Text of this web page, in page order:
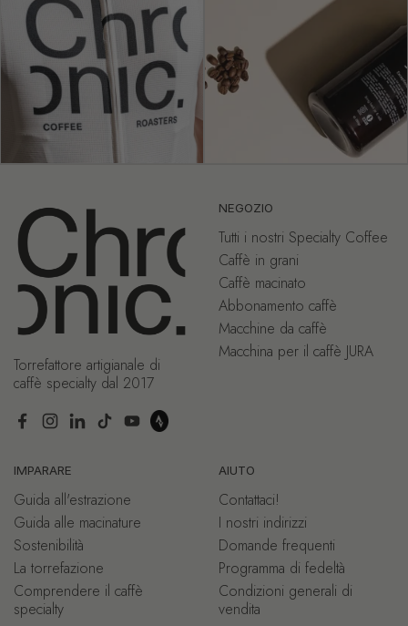
Torrefattore artigianale di
caffè specialty dal 2017
Facebook
Instagram
LinkedIn
TikTokYouTube
NEGOZIO
Tutti i nostri Specialty Coffee
Caffè in grani
Caffè macinato
Abbonamento caffè
Macchine da caffè
Macchina per il caffè JURA
IMPARARE
Guida all'estrazione
Guida alle macinature
Sostenibilità
La torrefazione
Comprendere il caffè
specialty
AIUTO
Contattaci!
I nostri indirizzi
Domande frequenti
Programma di fedeltà
Condizioni generali di
vendita